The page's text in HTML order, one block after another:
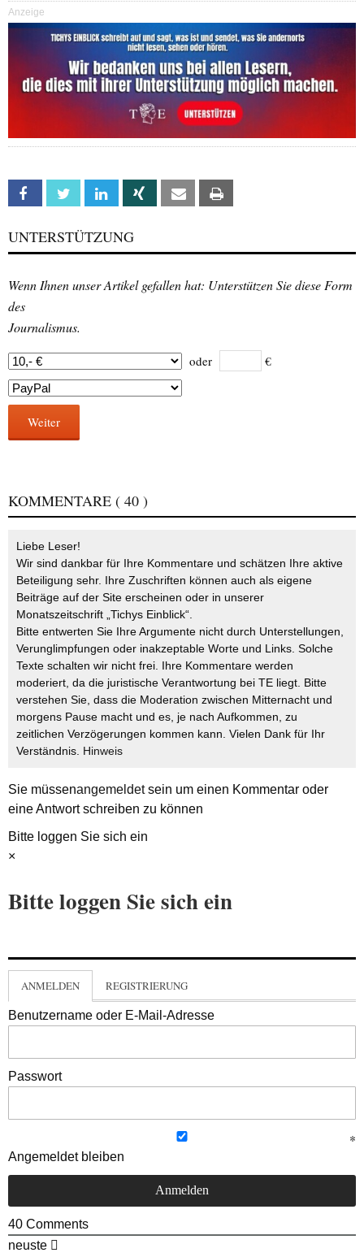
Anzeige
Facebook Twitter Linkedin Xing Email
UNTERSTÜTZUNG
Wenn Ihnen unser Artikel gefallen hat: Unterstützen Sie diese Form
des
Journalismus.
oder €
Weiter
KOMMENTARE ( 40 )
Liebe Leser!
Wir sind dankbar für Ihre Kommentare und schätzen Ihre aktive
Beteiligung sehr. Ihre Zuschriften können auch als eigene
Beiträge auf der Site erscheinen oder in unserer
Monatszeitschrift „Tichys Einblick“.
Bitte entwerten Sie Ihre Argumente nicht durch Unterstellungen,
Verunglimpfungen oder inakzeptable Worte und Links. Solche
Texte schalten wir nicht frei. Ihre Kommentare werden
moderiert, da die juristische Verantwortung bei TE liegt. Bitte
verstehen Sie, dass die Moderation zwischen Mitternacht und
morgens Pause macht und es, je nach Aufkommen, zu
zeitlichen Verzögerungen kommen kann. Vielen Dank für Ihr
Verständnis. Hinweis
Sie müssenangemeldetsein um einen Kommentar oder
eine Antwort schreiben zu können
Bitte loggen Sie sich ein
×
Bitte loggen Sie sich ein
ANMELDEN REGISTRIERUNG
Benutzername oder E-Mail-Adresse
Passwort
Angemeldet bleiben
40 Comments
neuste